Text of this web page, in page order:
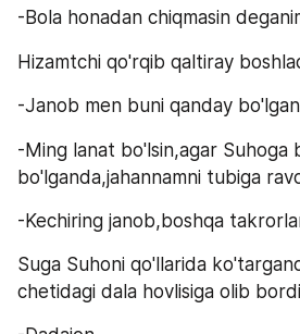
-Bola honadan chiqmasin
Hizamtchi qo'rqib qaltiray
-Janob men buni qanday
-Ming lanat bo'lsin,agar Suhoga
bo'lganda,jahannamni tubiga
-Kechiring janob,boshqa
Suga Suhoni qo'llarida
chetidagi dala hovlisiga olib bordi